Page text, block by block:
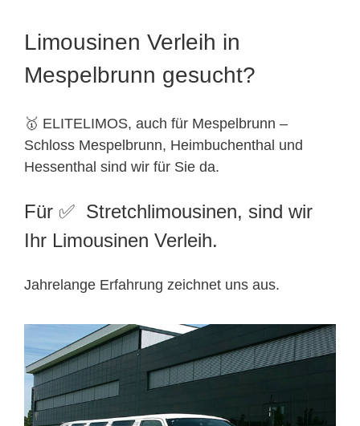
Limousinen Verleih in
Mespelbrunn gesucht?
🥇 ELITELIMOS, auch für Mespelbrunn –
Schloss Mespelbrunn, Heimbuchenthal und
Hessenthal sind wir für Sie da.
Für ✅ Stretchlimousinen, sind wir
Ihr Limousinen Verleih.
Jahrelange Erfahrung zeichnet uns aus.